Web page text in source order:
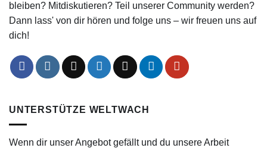
bleiben? Mitdiskutieren? Teil unserer Community werden?
Dann lass' von dir hören und folge uns – wir freuen uns auf
dich!
UNTERSTÜTZE WELTWACH
Wenn dir unser Angebot gefällt und du unsere Arbeit